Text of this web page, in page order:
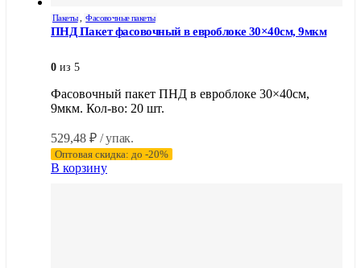
Пакеты, Фасовочные пакеты
ПНД Пакет фасовочный в евроблоке 30×40см, 9мкм
0 из 5
Фасовочный пакет ПНД в евроблоке 30×40см,
9мкм. Кол-во: 20 шт.
529,48 ₽ / упак.
Оптовая скидка: до -20%
В корзину